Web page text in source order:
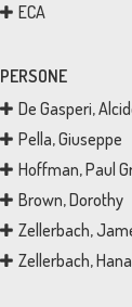
ECA
PERSONE
De Gasperi,
Pella, Giuseppe
Hoffman, Paul
Brown, Dorothy
Zellerbach,
Zellerbach, Hana